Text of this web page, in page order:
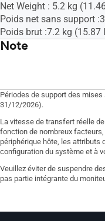
Net Weight : 5.2 kg
Poids net sans support
Poids brut :7.2 kg (15.87
Note
Périodes de support des
31/12/2026).
La vitesse de transfert réelle
fonction de nombreux
périphérique hôte, les attributs
configuration du système et à
Veuillez éviter de suspendre
pas partie intégrante du